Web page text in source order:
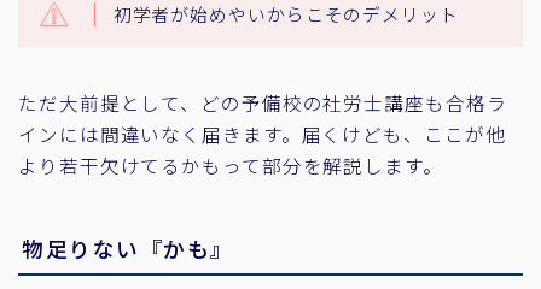
初学者が始めやいからこそのデメリット
ただ大前提として、どの予備校の社労士講座も合格ラ
インには間違いなく届きます。届くけども、ここが他
より若干欠けてるかもって部分を解説します。
物足りない『かも』